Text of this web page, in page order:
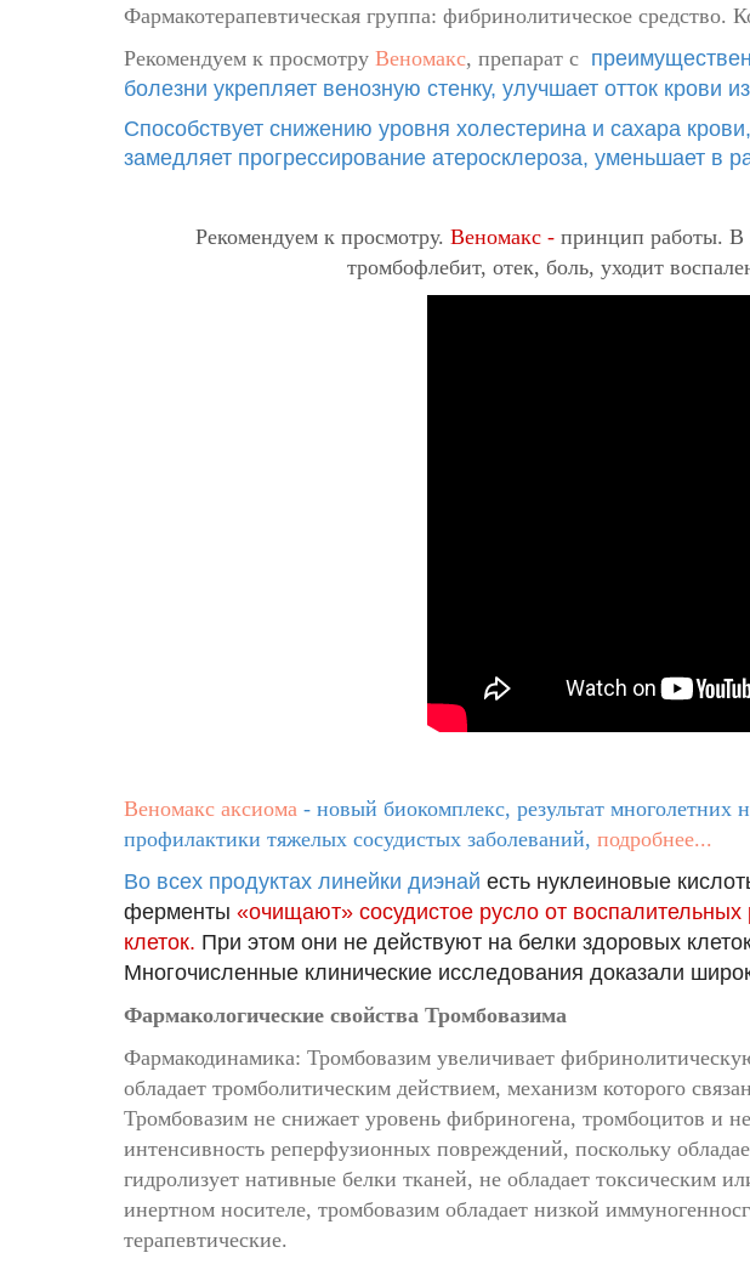
Фармакотерапевтическая группа: фибринолитическое средство.
Рекомендуем к просмотру Веномакс, препарат с
болезни укрепляет венозную стенку, улучшает отток крови
Способствует снижению уровня холестерина и сахара
замедляет прогрессирование атеросклероза, уменьшает в
Рекомендуем к просмотру. Веномакс - принцип работы. В
тромбофлебит, отек, боль, уходит
Веномакс аксиома - новый биокомплекс, результат
профилактики тяжелых сосудистых заболеваний, подробнее...
Во всех продуктах линейки диэнай есть нуклеиновые
ферменты «очищают» сосудистое русло от
клеток. При этом они не действуют на белки здоровых
Многочисленные клинические исследования доказали
Фармакологические свойства Тромбовазима
Фармакодинамика: Тромбовазим увеличивает
обладает тромболитическим действием, механизм которого
Тромбовазим не снижает уровень фибриногена, тромбоцитов и
интенсивность реперфузионных повреждений, поскольку
гидролизует нативные белки тканей, не обладает токсическим
инертном носителе, тромбовазим обладает низкой
терапевтические.